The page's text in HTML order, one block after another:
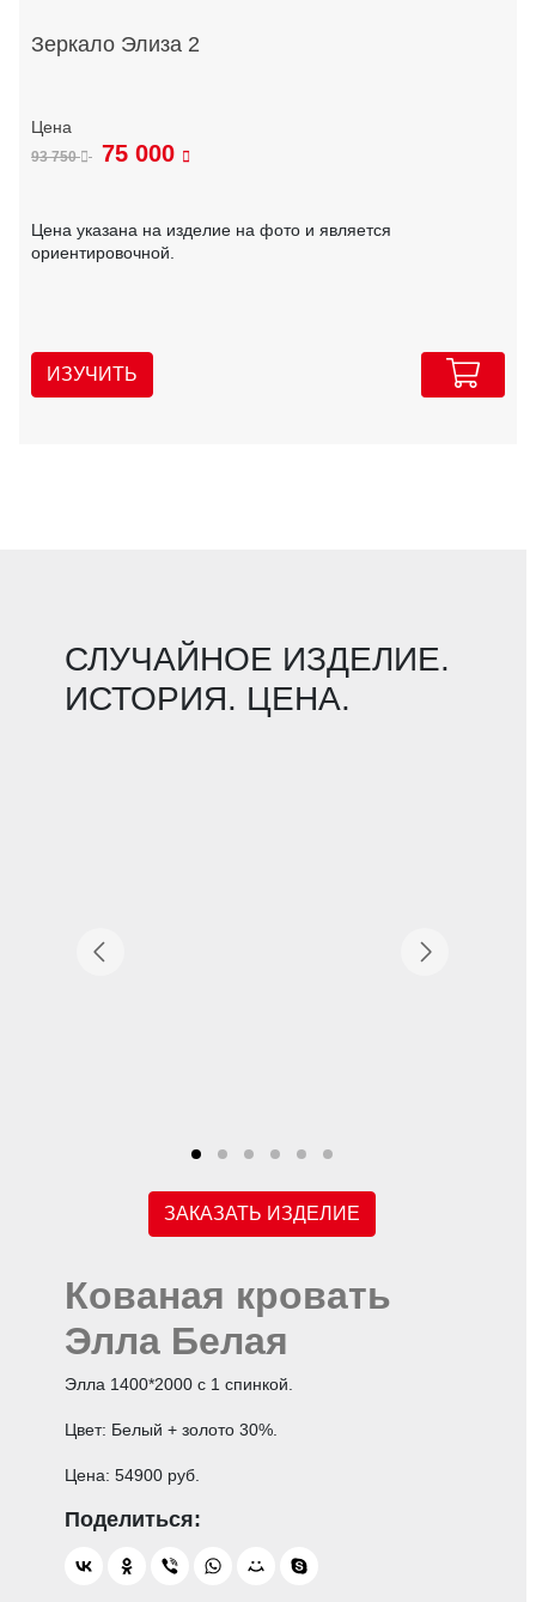
Зеркало Элиза 2
93 750 75 000
Цена указана на изделие на фото и является
ориентировочной.
ИЗУЧИТЬ
СЛУЧАЙНОЕ ИЗДЕЛИЕ.
ИСТОРИЯ. ЦЕНА.
ЗАКАЗАТЬ ИЗДЕЛИЕ
Кованая кровать
Элла Белая
Элла 1400*2000 с 1 спинкой.
Цвет: Белый + золото 30%.
Цена: 54900 руб.